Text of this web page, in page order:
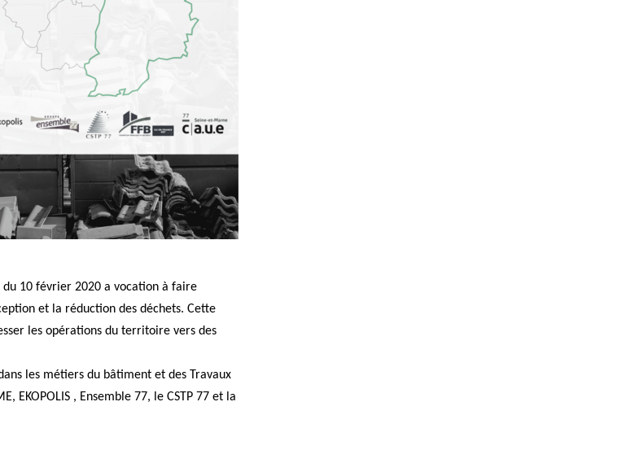
10 février 2020 a vocation à faire
et la réduction des déchets. Cette
les opérations du territoire vers des
les métiers du bâtiment et des Travaux
EKOPOLIS , Ensemble 77, le CSTP 77 et la